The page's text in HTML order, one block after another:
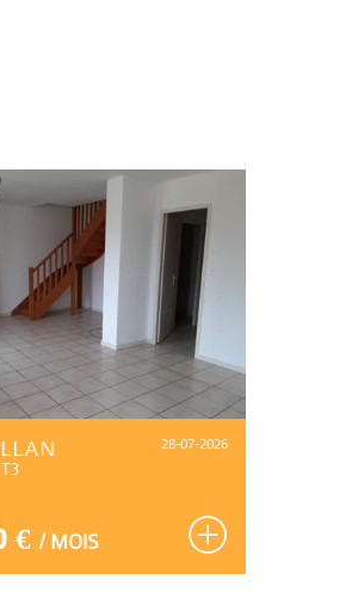
28-07-2026
€/ MOIS